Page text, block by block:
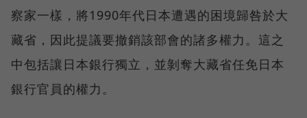
察家一樣，將1990年代日本遭遇的困境歸咎於大
藏省，因此提議要撤銷該部會的諸多權力。這之
中包括讓日本銀行獨立，並剝奪大藏省任免日本
銀行官員的權力。